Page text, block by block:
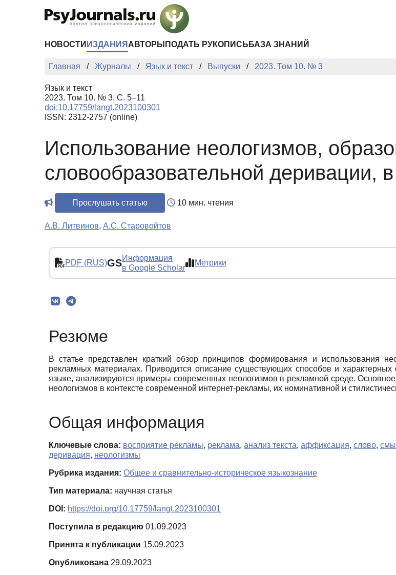
НОВОСТИ ИЗДАНИЯ АВТОРЫ ПОДАТЬ РУКОПИСЬ БАЗА ЗНАНИЙ
Главная Журналы Язык и текст Выпуски 2023. Том 10. № 3
Язык и текст
2023. Том 10. № 3. С. 5–11
doi:10.17759/langt.2023100301
ISSN: 2312-2757 (online)
Использование неологизмов,
словообразовательной деривации,
Прослушать статью 10 мин. чтения
А.В. Литвинов, А.С. Старовойтов
PDF (RUS)GSИнформация
в Google Scholar
Метрики
Резюме
В статье представлен краткий обзор принципов формирования и использования
рекламных материалах. Приводится описание существующих способов и характерных
языке, анализируются примеры современных неологизмов в рекламной среде.
неологизмов в контексте современной интернет-рекламы, их номинативной и
Общая информация
Ключевые слова: восприятие рекламы, реклама, анализ текста, аффиксация, слово,
деривация, неологизмы
Рубрика издания: Общее и сравнительно-историческое языкознание
Тип материала: научная статья
DOI: https://doi.org/10.17759/langt.2023100301
Поступила в редакцию 01.09.2023
Принята к публикации 15.09.2023
Опубликована 29.09.2023